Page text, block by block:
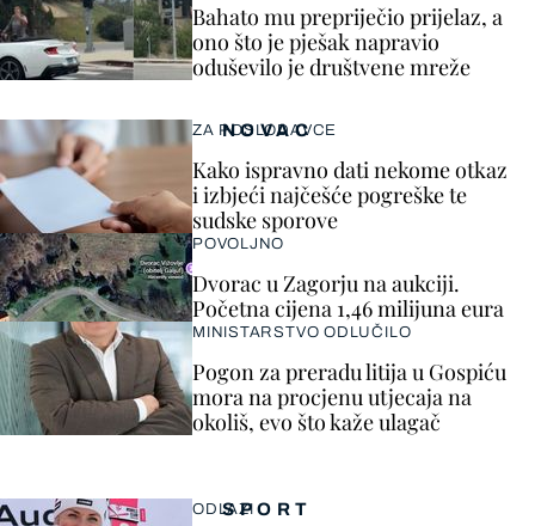
Bahato mu prepriječio prijelaz, a
ono što je pješak napravio
oduševilo je društvene mreže
SPORT
ODLAZI
NOVAC
ZA POSLODAVCE
Kako ispravno dati nekome otkaz
i izbjeći najčešće pogreške te
sudske sporove
POVOLJNO
Dvorac u Zagorju na aukciji.
Početna cijena 1,46 milijuna eura
MINISTARSTVO ODLUČILO
Pogon za preradu litija u Gospiću
mora na procjenu utjecaja na
okoliš, evo što kaže ulagač